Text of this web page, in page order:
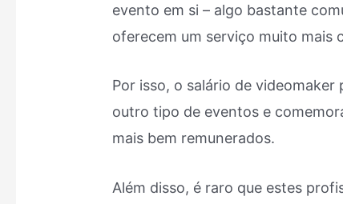
evento em si – algo bastante
oferecem um serviço muito mais
Por isso, o salário de
outro tipo de eventos e
mais bem remunerados.
Além disso, é raro que estes